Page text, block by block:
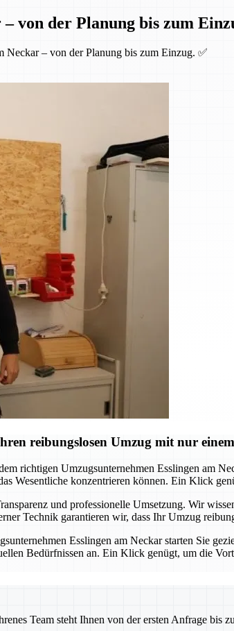
von der Planung bis zum
Neckar – von der Planung bis zum Einzug. ✅
reibungslosen Umzug mit nur
richtigen Umzugsunternehmen Esslingen am
Wesentliche konzentrieren können. Ein Klick
und professionelle Umsetzung. Wir
Technik garantieren wir, dass Ihr Umzug
Esslingen am Neckar starten Sie
Bedürfnissen an. Ein Klick genügt, um die
Team steht Ihnen von der ersten Anfrage